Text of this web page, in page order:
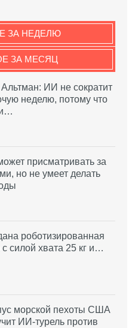
ЗА НЕДЕЛЮ
ЗА МЕСЯЦ
ИИ не сократит
неделю, потому что
присматривать за
но не умеет делать
роботизированная
с силой хвата 25 кг и…
морской пехоты США
ИИ-турель против